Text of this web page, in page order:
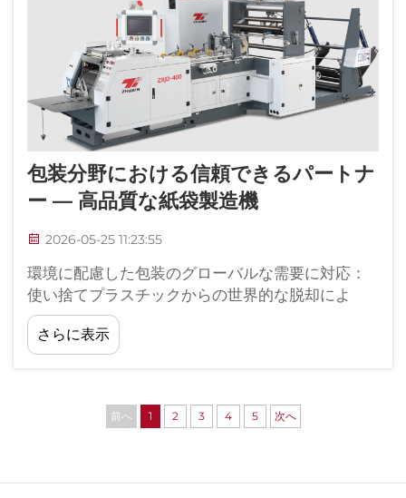
包装分野における信頼できるパートナ
ー — 高品質な紙袋製造機
2026-05-25 11:23:55
環境に配慮した包装のグローバルな需要に対応：
使い捨てプラスチックからの世界的な脱却によ
り、小売業およびフードサービス業界において持
続可能な紙製包装への需要が急増しています。世
界中の政府が厳格な環境規制を導入しています…
さらに表示
前へ 1 2 3 4 5 次へ